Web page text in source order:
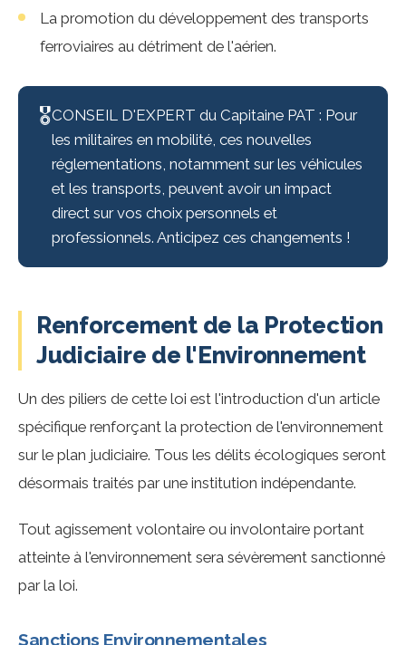
La promotion du développement des transports
ferroviaires au détriment de l'aérien.
🎖️CONSEIL D'EXPERT du Capitaine PAT : Pour
les militaires en mobilité, ces nouvelles
réglementations, notamment sur les véhicules
et les transports, peuvent avoir un impact
direct sur vos choix personnels et
professionnels. Anticipez ces changements !
Renforcement de la Protection
Judiciaire de l'Environnement
Un des piliers de cette loi est l'introduction d'un article
spécifique renforçant la protection de l'environnement
sur le plan judiciaire. Tous les délits écologiques seront
désormais traités par une institution indépendante.
Tout agissement volontaire ou involontaire portant
atteinte à l'environnement sera sévèrement sanctionné
par la loi.
Sanctions Environnementales